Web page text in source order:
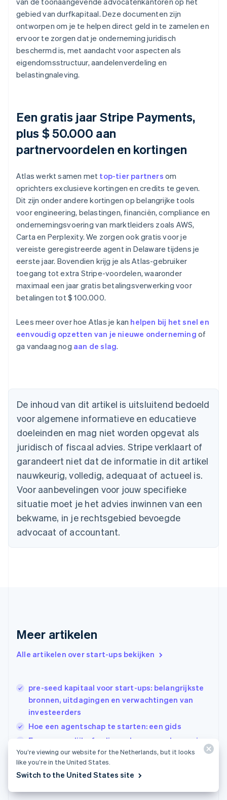
gebied van durfkapitaal. Deze documenten zijn
ontworpen om je te helpen direct geld in te zamelen en
ervoor te zorgen dat je onderneming juridisch
beschermd is, met aandacht voor aspecten als
eigendomsstructuur, aandelenverdeling en
belastingnaleving.
Een gratis jaar Stripe Payments,
plus $ 50.000 aan
partnervoordelen en kortingen
Atlas werkt samen met top-tier partners om
oprichters exclusieve kortingen en credits te geven.
Dit zijn onder andere kortingen op belangrijke tools
voor engineering, belastingen, financiën, compliance en
ondernemingsvoering van marktleiders zoals AWS,
Carta en Perplexity. We zorgen ook gratis voor je
vereiste geregistreerde agent in Delaware tijdens je
eerste jaar. Bovendien krijg je als Atlas-gebruiker
toegang tot extra Stripe-voordelen, waaronder
maximaal een jaar gratis betalingsverwerking voor
betalingen tot $ 100.000.
Lees meer over hoe Atlas je kan helpen bij het snel en
eenvoudig opzetten van je nieuwe onderneming of
ga vandaag nog aan de slag.
De inhoud van dit artikel is uitsluitend bedoeld
voor algemene informatieve en educatieve
doeleinden en mag niet worden opgevat als
juridisch of fiscaal advies. Stripe verklaart of
garandeert niet dat de informatie in dit artikel
nauwkeurig, volledig, adequaat of actueel is.
Voor aanbevelingen voor jouw specifieke
situatie moet je het advies inwinnen van een
bekwame, in je rechtsgebied bevoegde
advocaat of accountant.
Meer artikelen
Alle artikelen over start-ups bekijken
pre-seed kapitaal voor start-ups: belangrijkste
bronnen, uitdagingen en verwachtingen van
investeerders
Hoe een agentschap te starten: een gids
Een persoonlijk of online schoenenonderneming
starten
België
Brazilië
PortuguêsEnglish
Bulgarije
English
Canada
English Français
Cyprus
English
Denemarken
Duitsland
DeutschEnglish
Estland
English
Finland
Hongarije
Hongkong SAR, China
English
Italië
ItalianoEnglish
Kroatië
EnglishItaliano
Letland
Liechtenstein
You’re viewing our website for the Netherlands, but it looks
like you’re in the United States.
Switch to the United States site